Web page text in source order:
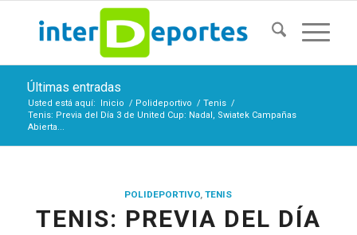
Últimas entradas
Usted está aquí: Inicio / Polideportivo / Tenis /
Tenis: Previa del Día 3 de United Cup: Nadal, Swiatek Campañas
Abierta...
POLIDEPORTIVO,TENIS
TENIS: PREVIA DEL DÍA